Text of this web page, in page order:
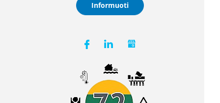
Informuoti